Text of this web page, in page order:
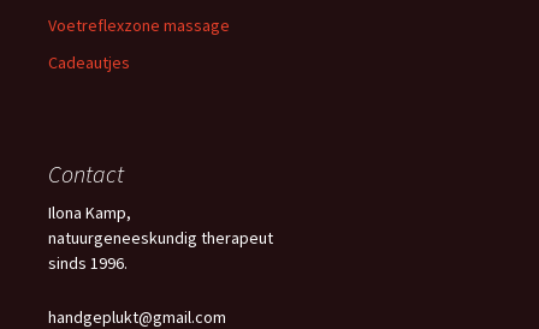
Voetreflexzone massage
Cadeautjes
Contact
Ilona Kamp,
natuurgeneeskundig therapeut
sinds 1996.
handgeplukt@gmail.com